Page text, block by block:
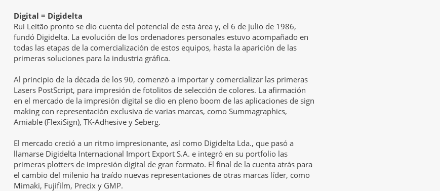
Digital = Digidelta
Rui Leitão pronto se dio cuenta del potencial de esta área y, el 6 de julio de 1986,
fundó Digidelta. La evolución de los ordenadores personales estuvo acompañado en
todas las etapas de la comercialización de estos equipos, hasta la aparición de las
primeras soluciones para la industria gráfica.
Al principio de la década de los 90, comenzó a importar y comercializar las primeras
Lasers PostScript, para impresión de fotolitos de selección de colores. La afirmación
en el mercado de la impresión digital se dio en pleno boom de las aplicaciones de sign
making con representación exclusiva de varias marcas, como Summagraphics,
Amiable (FlexiSign), TK-Adhesive y Seberg.
El mercado creció a un ritmo impresionante, así como Digidelta Lda., que pasó a
llamarse Digidelta Internacional Import Export S.A. e integró en su portfolio las
primeras plotters de impresión digital de gran formato. El final de la cuenta atrás para
el cambio del milenio ha traído nuevas representaciones de otras marcas líder, como
Mimaki, Fujifilm, Precix y GMP.